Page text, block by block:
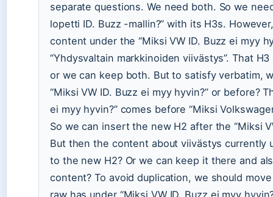
separate questions. We need both. So we
lopetti ID. Buzz -mallin?” with its H3s.
content under the “Miksi VW ID. Buzz ei myy
“Yhdysvaltain markkinoiden viivästys”. That
or we can keep both. But to satisfy verbatim,
“Miksi VW ID. Buzz ei myy hyvin?” or before?
ei myy hyvin?” comes before “Miksi
So we can insert the new H2 after the “Miksi
But then the content about viivästys currently
to the new H2? Or we can keep it there and
content? To avoid duplication, we should